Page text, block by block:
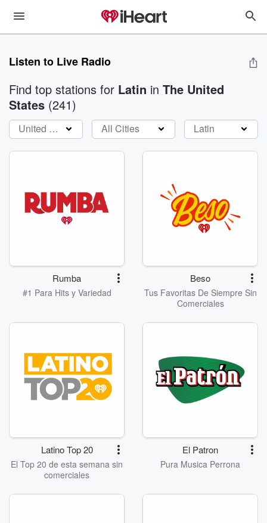
Listen to Live Radio
Find top stations for Latin in The United
States (241)
United States All Cities Latin
Rumba
#1 Para Hits y Variedad
Beso
Tus Favoritas De Siempre Sin
Comerciales
Latino Top 20
El Top 20 de esta semana sin
comerciales
El Patron
Pura Musica Perrona